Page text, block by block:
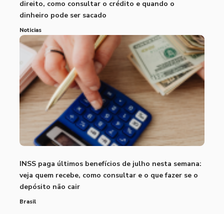
direito, como consultar o crédito e quando o
dinheiro pode ser sacado
Noticias
INSS paga últimos benefícios de julho nesta semana:
veja quem recebe, como consultar e o que fazer se o
depósito não cair
Brasil